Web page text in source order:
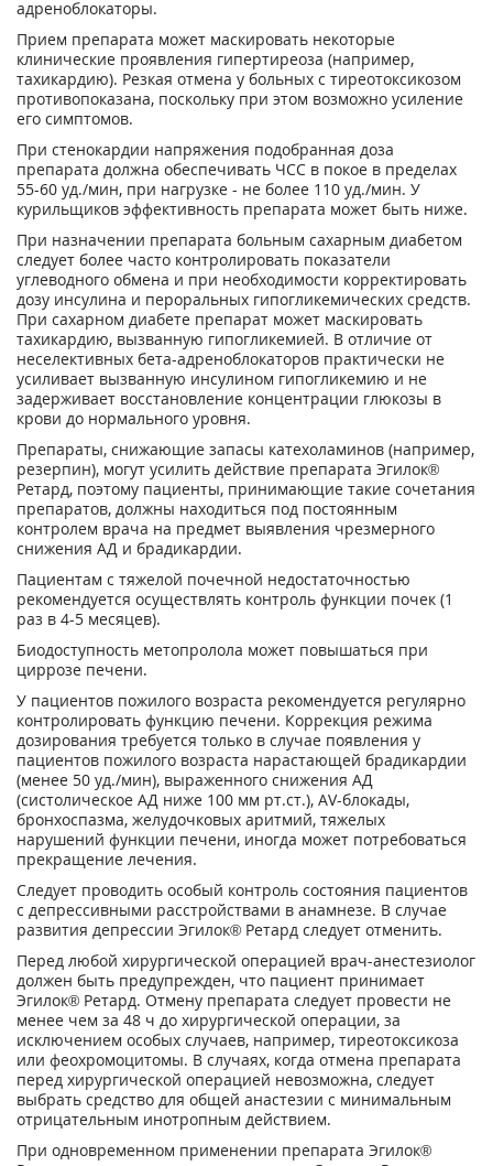
адреноблокаторы.
Прием препарата может маскировать некоторые
клинические проявления гипертиреоза (например,
тахикардию). Резкая отмена у больных с тиреотоксикозом
противопоказана, поскольку при этом возможно усиление
его симптомов.
При стенокардии напряжения подобранная доза
препарата должна обеспечивать ЧСС в покое в пределах
55-60 уд./мин, при нагрузке - не более 110 уд./мин. У
курильщиков эффективность препарата может быть ниже.
При назначении препарата больным сахарным диабетом
следует более часто контролировать показатели
углеводного обмена и при необходимости корректировать
дозу инсулина и пероральных гипогликемических средств.
При сахарном диабете препарат может маскировать
тахикардию, вызванную гипогликемией. В отличие от
неселективных бета-адреноблокаторов практически не
усиливает вызванную инсулином гипогликемию и не
задерживает восстановление концентрации глюкозы в
крови до нормального уровня.
Препараты, снижающие запасы катехоламинов (например,
резерпин), могут усилить действие препарата Эгилок®
Ретард, поэтому пациенты, принимающие такие сочетания
препаратов, должны находиться под постоянным
контролем врача на предмет выявления чрезмерного
снижения АД и брадикардии.
Пациентам с тяжелой почечной недостаточностью
рекомендуется осуществлять контроль функции почек (1
раз в 4-5 месяцев).
Биодоступность метопролола может повышаться при
циррозе печени.
У пациентов пожилого возраста рекомендуется регулярно
контролировать функцию печени. Коррекция режима
дозирования требуется только в случае появления у
пациентов пожилого возраста нарастающей брадикардии
(менее 50 уд./мин), выраженного снижения АД
(систолическое АД ниже 100 мм рт.ст.), AV-блокады,
бронхоспазма, желудочковых аритмий, тяжелых
нарушений функции печени, иногда может потребоваться
прекращение лечения.
Следует проводить особый контроль состояния пациентов
с депрессивными расстройствами в анамнезе. В случае
развития депрессии Эгилок® Ретард следует отменить.
Перед любой хирургической операцией врач-анестезиолог
должен быть предупрежден, что пациент принимает
Эгилок® Ретард. Отмену препарата следует провести не
менее чем за 48 ч до хирургической операции, за
исключением особых случаев, например, тиреотоксикоза
или феохромоцитомы. В случаях, когда отмена препарата
перед хирургической операцией невозможна, следует
выбрать средство для общей анастезии с минимальным
отрицательным инотропным действием.
При одновременном применении препарата Эгилок®